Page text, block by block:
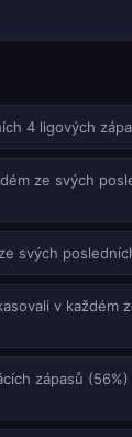
4 ligových
ze svých
svých
v každém
zápasů (56%)